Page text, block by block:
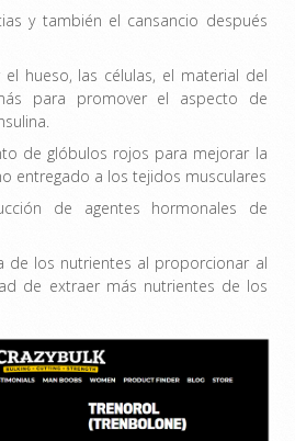
y también el cansancio después
hueso, las células, el material del
para promover el aspecto de
de glóbulos rojos para mejorar la
entregado a los tejidos musculares
de agentes hormonales de
de los nutrientes al proporcionar al
de extraer más nutrientes de los